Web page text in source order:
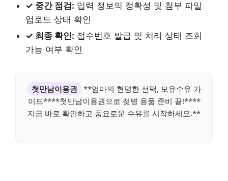
✓ 중간 점검: 입력 정보의 정확성 및 첨부 파일
업로드 상태 확인
✓ 최종 확인: 접수번호 발급 및 처리 상태 조회
가능 여부 확인
첫만남이용권
**엄마의 현명한 선택, 모유수유 가
이드****첫만남이용권으로 젖병 용품 준비 끝!****
지금 바로 확인하고 풍요로운 수유를 시작하세요.**